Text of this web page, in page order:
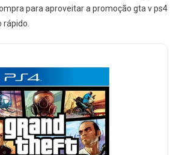
para aproveitar a promoção gta v ps4